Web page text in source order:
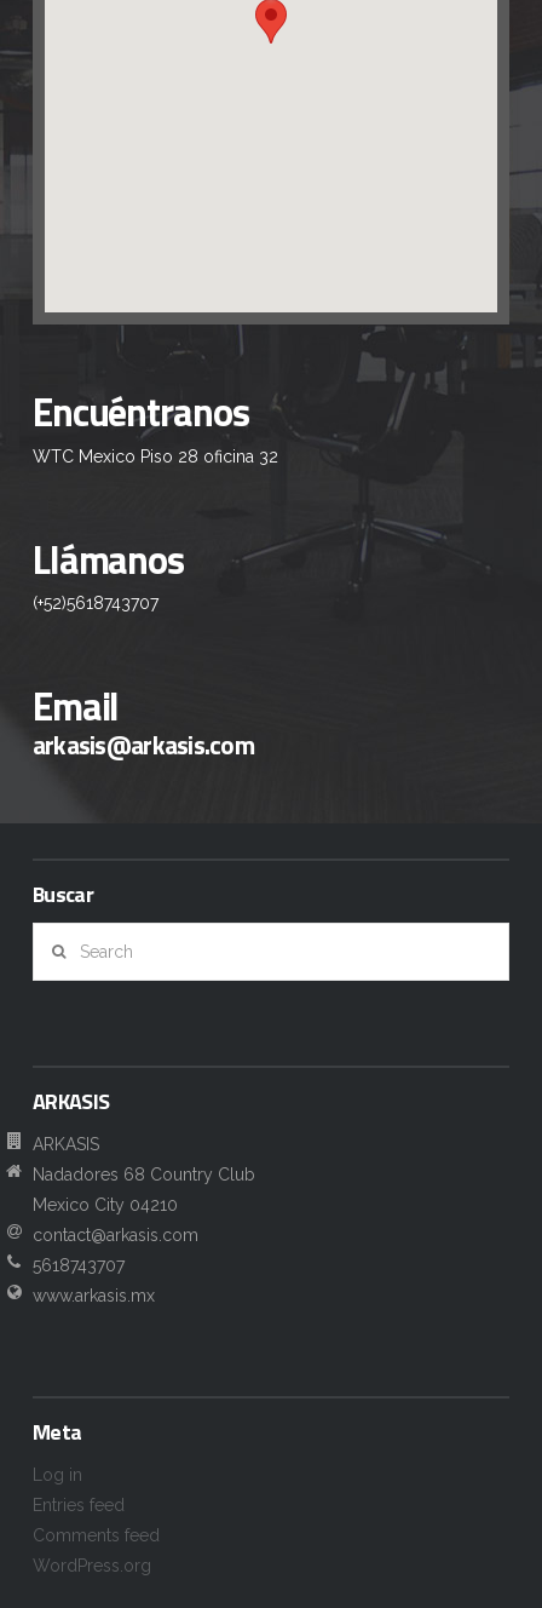
Encuéntranos
WTC Mexico Piso 28 oficina 32
Llámanos
(+52)5618743707
Email
arkasis@arkasis.com
Buscar
ARKASIS
ARKASIS
Nadadores 68 Country Club
Mexico City 04210
contact@arkasis.com
5618743707
www.arkasis.mx
Meta
Log in
Entries feed
Comments feed
WordPress.org